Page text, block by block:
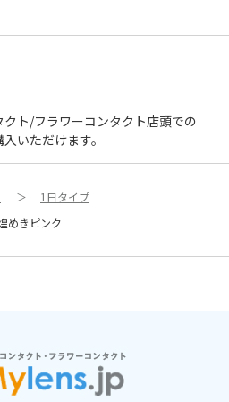
ト/フラワーコンタクト店頭での
いただけます。
＞
1日タイプ
めきピンク